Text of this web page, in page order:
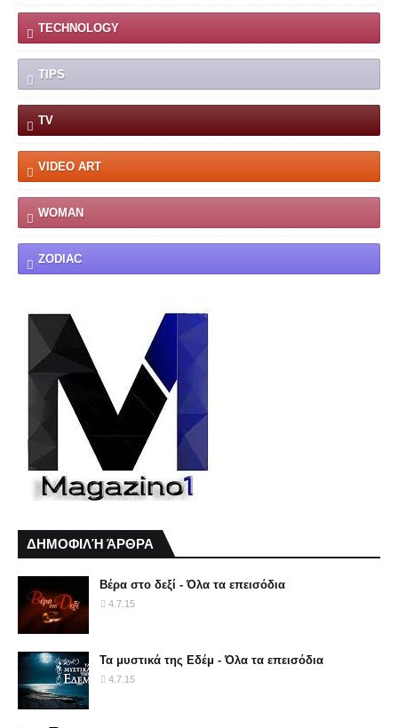
TECHNOLOGY
TIPS
TV
VIDEO ART
WOMAN
ZODIAC
ΔΗΜΟΦΙΛΉ ΆΡΘΡΑ
Βέρα στο δεξί - Όλα τα επεισόδια
4.7.15
Τα μυστικά της Εδέμ - Όλα τα επεισόδια
4.7.15